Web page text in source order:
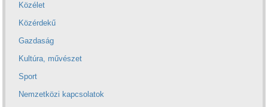
Közélet
Közérdekű
Gazdaság
Kultúra, művészet
Sport
Nemzetközi kapcsolatok